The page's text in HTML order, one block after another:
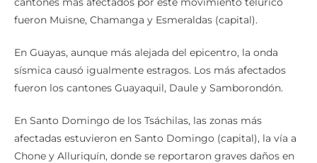
fueron Muisne, Chamanga y Esmeraldas (capital).
En Guayas, aunque más alejada del epicentro, la onda
sísmica causó igualmente estragos. Los más afectados
fueron los cantones Guayaquil, Daule y Samborondón.
En Santo Domingo de los Tsáchilas, las zonas más
afectadas estuvieron en Santo Domingo (capital), la vía a
Chone y Alluriquín, donde se reportaron graves daños en